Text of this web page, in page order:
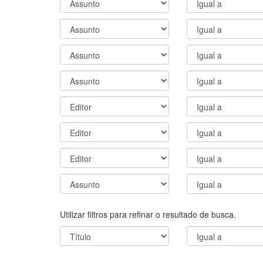
Utilizar filtros para refinar o resultado de busca.